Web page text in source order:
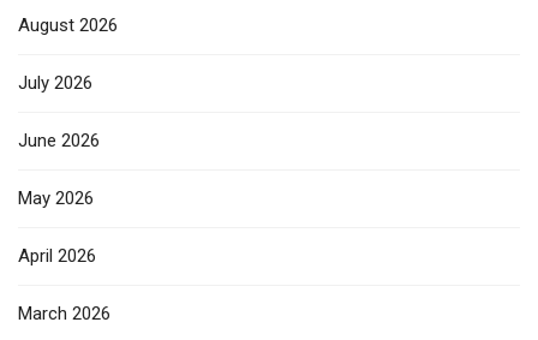
August 2026
July 2026
June 2026
May 2026
April 2026
March 2026